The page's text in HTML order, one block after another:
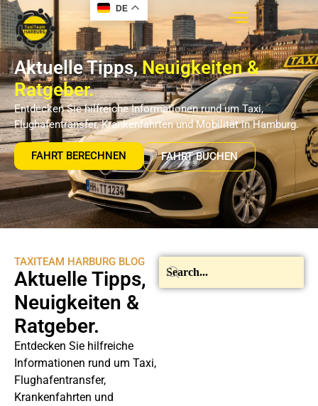
DE
Aktuelle Tipps,Neuigkeiten &
Ratgeber.
Entdecken Sie hilfreiche Informationen rund um Taxi,
Flughafentransfer, Krankenfahrten und Mobilität in Hamburg.
FAHRT BERECHNEN FAHRT BUCHEN
TAXITEAM HARBURG BLOG
Aktuelle Tipps,
Neuigkeiten &
Ratgeber.
Entdecken Sie hilfreiche
Informationen rund um Taxi,
Flughafentransfer,
Krankenfahrten und